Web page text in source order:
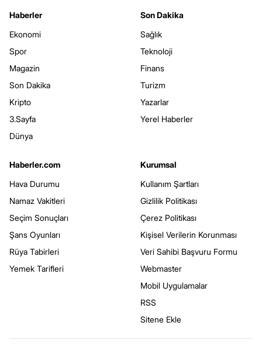
Haberler
Ekonomi
Spor
Magazin
Son Dakika
Kripto
3.Sayfa
Dünya
Son Dakika
Sağlık
Teknoloji
Finans
Turizm
Yazarlar
Yerel Haberler
Haberler.com
Hava Durumu
Namaz Vakitleri
Seçim Sonuçları
Şans Oyunları
Rüya Tabirleri
Yemek Tarifleri
Kurumsal
Kullanım Şartları
Gizlilik Politikası
Çerez Politikası
Kişisel Verilerin Korunması
Veri Sahibi Başvuru Formu
Webmaster
Mobil Uygulamalar
RSS
Sitene Ekle